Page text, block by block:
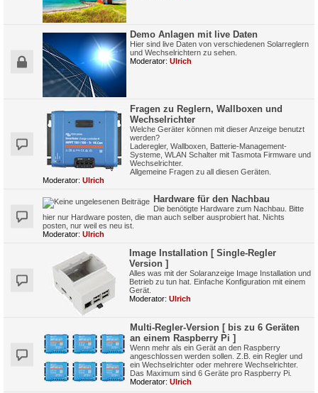
Demo Anlagen mit live Daten
Hier sind live Daten von verschiedenen Solarreglern
und Wechselrichtern zu sehen.
Moderator: Ulrich
Fragen zu Reglern, Wallboxen und
Wechselrichter
Welche Geräter können mit dieser Anzeige benutzt
werden?
Laderegler, Wallboxen, Batterie-Management-
Systeme, WLAN Schalter mit Tasmota Firmware und
Wechselrichter.
Allgemeine Fragen zu all diesen Geräten.
Moderator: Ulrich
Hardware für den Nachbau
Die benötigte Hardware zum Nachbau. Bitte
hier nur Hardware posten, die man auch selber ausprobiert hat. Nichts
posten, nur weil es neu ist.
Moderator: Ulrich
Image Installation [ Single-Regler
Version ]
Alles was mit der Solaranzeige Image Installation und
Betrieb zu tun hat. Einfache Konfiguration mit einem
Gerät.
Moderator: Ulrich
Multi-Regler-Version [ bis zu 6 Geräten
an einem Raspberry Pi ]
Wenn mehr als ein Gerät an den Raspberry
angeschlossen werden sollen. Z.B. ein Regler und
ein Wechselrichter oder mehrere Wechselrichter.
Das Maximum sind 6 Geräte pro Raspberry Pi.
Moderator: Ulrich